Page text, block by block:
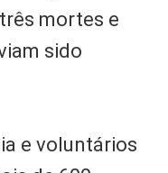
mortes e
sido
e voluntários